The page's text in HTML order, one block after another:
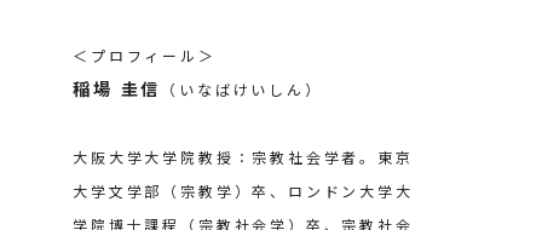
＜プロフィール＞
稲場 圭信 （いなばけいしん）
大阪大学大学院教授：宗教社会学者。東京
大学文学部（宗教学）卒、ロンドン大学大
学院博士課程（宗教社会学）卒、宗教社会